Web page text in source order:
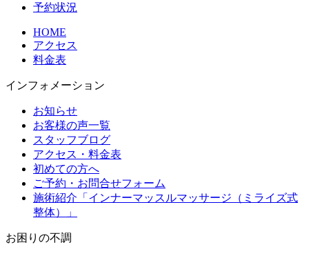
予約状況
HOME
アクセス
料金表
インフォメーション
お知らせ
お客様の声一覧
スタッフブログ
アクセス・料金表
初めての方へ
ご予約・お問合せフォーム
施術紹介「インナーマッスルマッサージ（ミライズ式
整体）」
お困りの不調